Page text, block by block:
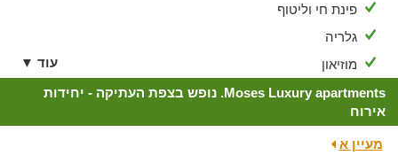
פינת חי וליטוף
גלריה
מוזיאון
עוד ▼
Moses Luxury apartments. נופש בצפת העתיקה - יחידות
אירוח
מעיין א